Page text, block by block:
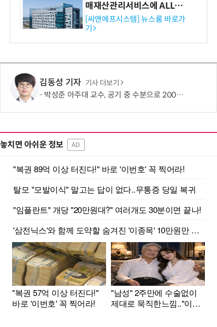
매재산관리서비스에 ALL# E
RP 공급
[씨앤에프시스템] 뉴스룸 바로가
기>
김동성 기자 기사 더보기
박성준 아주대 교수, 공기 중 수분으로 200㎛ 피부 부착 전지 개발
놓치면 아쉬운 정보 AD